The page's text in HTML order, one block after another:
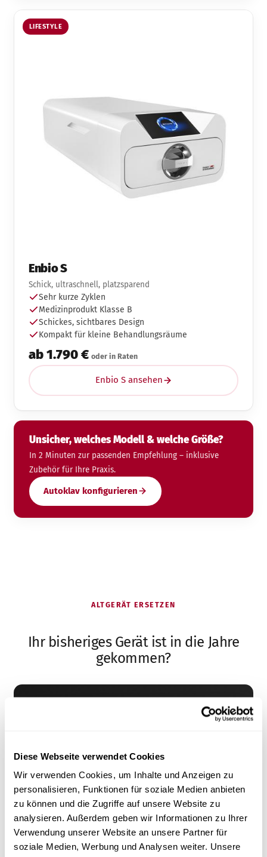
Diese Webseite verwendet Cookies
Wir verwenden Cookies, um Inhalte und Anzeigen zu
personalisieren, Funktionen für soziale Medien anbieten
zu können und die Zugriffe auf unsere Website zu
analysieren. Außerdem geben wir Informationen zu Ihrer
Verwendung unserer Website an unsere Partner für
soziale Medien, Werbung und Analysen weiter. Unsere
LIFESTYLE
Enbio S
Schick, ultraschnell, platzsparend
Sehr kurze Zyklen
Medizinprodukt Klasse B
Schickes, sichtbares Design
Kompakt für kleine Behandlungsräume
ab 1.790 € oder in Raten
Enbio S ansehen
Unsicher, welches Modell & welche Größe?
In 2 Minuten zur passenden Empfehlung – inklusive
Zubehör für Ihre Praxis.
Autoklav konfigurieren
ALTGERÄT ERSETZEN
Ihr bisheriges Gerät ist in die Jahre
gekommen?
Viele Hausarztpraxen kommen zu uns, weil ihr
Autoklav in die Jahre gekommen ist – und sie ein
Umstieg beraten lassen
Faire Preise – auch in Raten zahlbar
Schnellerer Vor-Ort-Service in ganz DACH
Rücknahme & fachgerechte Entsorgung des